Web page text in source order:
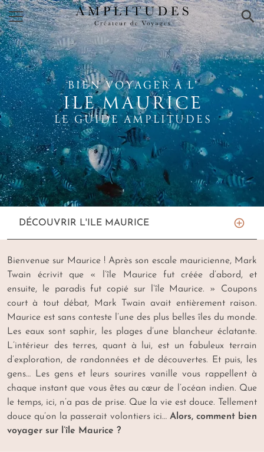
×
BIEN VOYAGER À L'
ILE MAURICE
LE GUIDE AMPLITUDES
DÉCOUVRIR L'ILE MAURICE
Bienvenue sur Maurice ! Après son escale mauricienne, Mark
Twain écrivit que « l’île Maurice fut créée d’abord, et
ensuite, le paradis fut copié sur l’île Maurice. » Coupons
court à tout débat, Mark Twain avait entièrement raison.
Maurice est sans conteste l’une des plus belles îles du monde.
Les eaux sont saphir, les plages d’une blancheur éclatante.
L’intérieur des terres, quant à lui, est un fabuleux terrain
d’exploration, de randonnées et de découvertes. Et puis, les
gens… Les gens et leurs sourires vanille vous rappellent à
chaque instant que vous êtes au cœur de l’océan indien. Que
le temps, ici, n’a pas de prise. Que la vie est douce. Tellement
douce qu’on la passerait volontiers ici… Alors, comment bien
voyager sur l’île Maurice ?